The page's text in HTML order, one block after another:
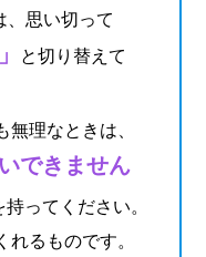
思い切って
と切り替えて
理なときは、
できません
ってください。
るものです。